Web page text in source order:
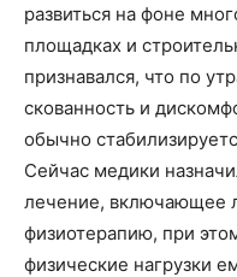
развиться на фоне
площадках и
признавался, что по
скованность и
обычно
Сейчас медики
лечение, включающее
физиотерапию, при
физические нагрузки